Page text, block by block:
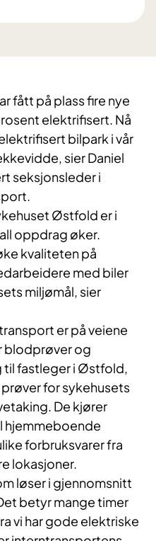
fått på plass fire nye
elektrifisert. Nå
bilpark i vår
sier Daniel
seksjonsleder i
Østfold er i
oppdrag øker.
kvaliteten på
med biler
miljømål, sier
er på veiene
blodprøver og
til fastleger i Østfold,
for sykehusets
De kjører
hjemmeboende
forbruksvarer fra
lokasjoner.
løser i gjennomsnitt
betyr mange timer
vi har gode elektriske